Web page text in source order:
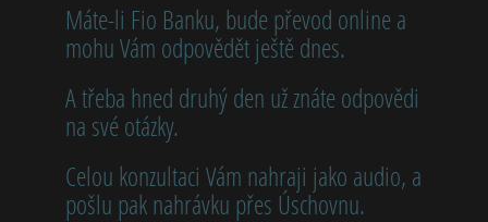
Máte-li Fio Banku, bude převod online a
mohu Vám odpovědět ještě dnes.
A třeba hned druhý den už znáte odpovědi
na své otázky.
Celou konzultaci Vám nahraji jako audio, a
pošlu pak nahrávku přes Úschovnu.